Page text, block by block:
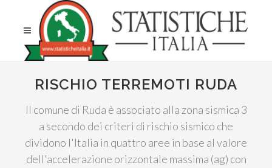
RISCHIO TERREMOTI RUDA
Il comune di Ruda è associato alla zona sismica 3
a secondo dei criteri di rischio sismico che
dividono l'Italia in quattro aree in base al valore
dell'accelerazione orizzontale massima (ag) con